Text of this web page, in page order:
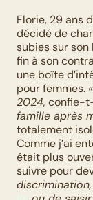
Florie, 29 ans
décidé de
subies sur son
fin à son
une boîte
pour femmes.
2024, confie-
famille après
totalement
Comme j’ai
était plus
suivre pour